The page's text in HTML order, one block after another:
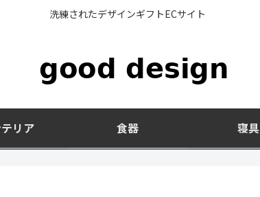
洗練されたデザインギフトECサイト
リア 食器 寝具